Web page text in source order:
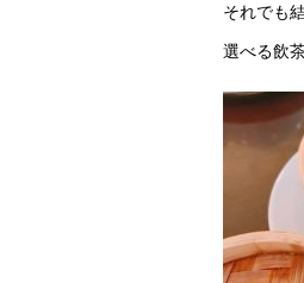
それでも
選べる飲